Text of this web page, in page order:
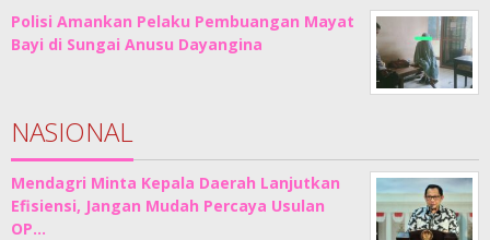
Polisi Amankan Pelaku Pembuangan Mayat
Bayi di Sungai Anusu Dayangina
NASIONAL
Mendagri Minta Kepala Daerah Lanjutkan
Efisiensi, Jangan Mudah Percaya Usulan
OP…